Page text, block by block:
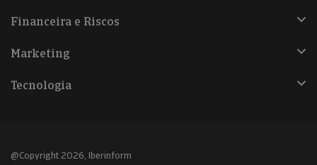
Financeira e Riscos
Marketing
Tecnologia
@Copyright 2026, Iberinform